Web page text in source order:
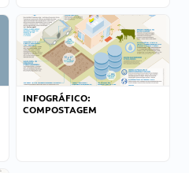
INFOGRÁFICO:
COMPOSTAGEM